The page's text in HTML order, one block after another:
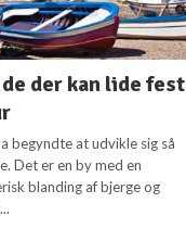
der kan lide fest
begyndte at udvikle sig så
Det er en by med en
blanding af bjerge og